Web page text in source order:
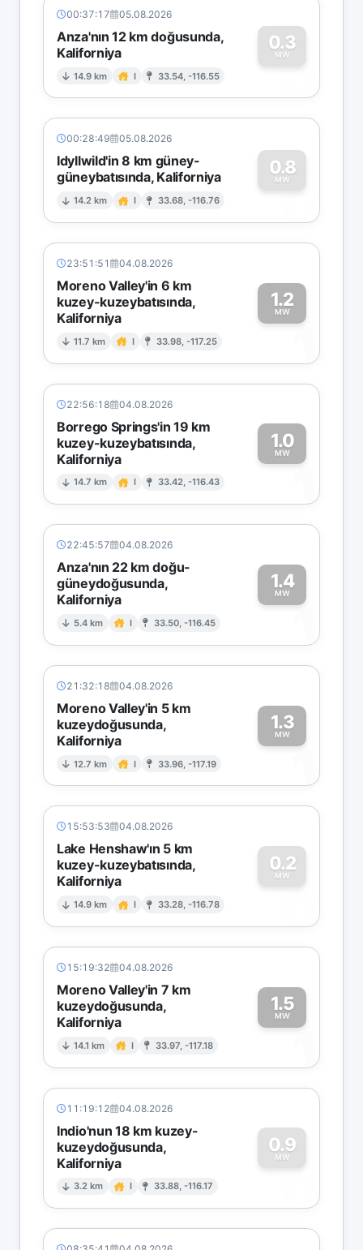
00:37:17 05.08.2026
Anza'nın 12 km doğusunda,
Kaliforniya
14.9 km I 33.54, -116.55
0.3
MW
0
00:28:49 05.08.2026
Idyllwild'in 8 km güney-
güneybatısında, Kaliforniya
14.2 km I 33.68, -116.76
0.8
MW
0
23:51:51 04.08.2026
Moreno Valley'in 6 km
kuzey-kuzeybatısında,
Kaliforniya
11.7 km I 33.98, -117.25
1.2
MW
1
22:56:18 04.08.2026
Borrego Springs'in 19 km
kuzey-kuzeybatısında,
Kaliforniya
14.7 km I 33.42, -116.43
1.0
MW
1
22:45:57 04.08.2026
Anza'nın 22 km doğu-
güneydoğusunda,
Kaliforniya
5.4 km I 33.50, -116.45
1.4
MW
1
21:32:18 04.08.2026
Moreno Valley'in 5 km
kuzeydoğusunda,
Kaliforniya
12.7 km I 33.96, -117.19
1.3
MW
1
15:53:53 04.08.2026
Lake Henshaw'ın 5 km
kuzey-kuzeybatısında,
Kaliforniya
14.9 km I 33.28, -116.78
0.2
MW
0
15:19:32 04.08.2026
Moreno Valley'in 7 km
kuzeydoğusunda,
Kaliforniya
14.1 km I 33.97, -117.18
1.5
MW
1
11:19:12 04.08.2026
Indio'nun 18 km kuzey-
kuzeydoğusunda,
Kaliforniya
3.2 km I 33.88, -116.17
0.9
MW
0